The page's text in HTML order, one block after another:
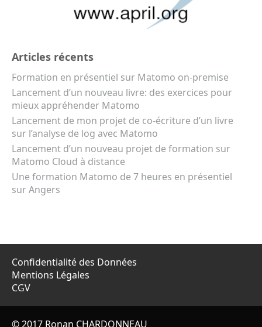
Articles récents
Formation en présentiel sur Matomo on-premise
Lancement d’un nouveau livre: des exercices pour
mieux appréhender Matomo
Lancement de mon projet de co-écriture d’un livre
sur l’analyse de log avec Matomo
Lancement d’un nouveau projet de formation sur
Matomo Cloud à distance
Une formation Matomo de 7 heures en présentiel
sur Angers
Confidentialité des Données
Mentions Légales
CGV
© 2017 Ronan CHARDONNEAU